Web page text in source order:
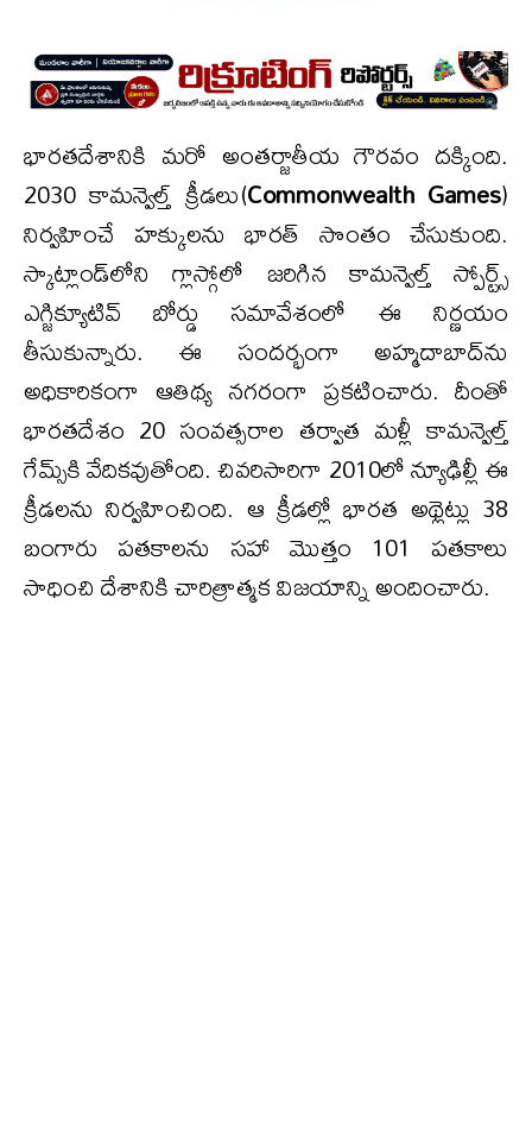
భారతదేశానికి మరో అంతర్జాతీయ గౌరవం దక్కింది.
2030 కామన్వెల్త్ క్రీడలు(Commonwealth Games)
నిర్వహించే హక్కులను భారత్ సొంతం చేసుకుంది.
స్కాట్లాండ్‌లోని గ్లాస్గోలో జరిగిన కామన్వెల్త్ స్పోర్ట్స్
ఎగ్జిక్యూటివ్ బోర్డు సమావేశంలో ఈ నిర్ణయం
తీసుకున్నారు. ఈ సందర్భంగా అహ్మదాబాద్‌ను
అధికారికంగా ఆతిథ్య నగరంగా ప్రకటించారు. దీంతో
భారతదేశం 20 సంవత్సరాల తర్వాత మళ్లీ కామన్వెల్త్
గేమ్స్‌కి వేదికవుతోంది. చివరిసారిగా 2010లో న్యూఢిల్లీ ఈ
క్రీడలను నిర్వహించింది. ఆ క్రీడల్లో భారత అథ్లెట్లు 38
బంగారు పతకాలను సహా మొత్తం 101 పతకాలు
సాధించి దేశానికి చారిత్రాత్మక విజయాన్ని అందించారు.